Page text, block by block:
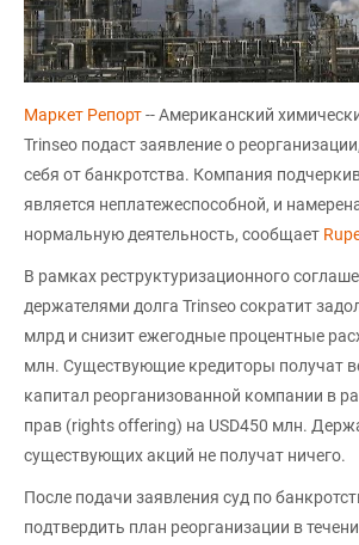
Маркет Репорт-- Американский
Trinseo подаст заявление о
себя от банкротства. Компания
является неплатежеспособной, и
нормальную деятельность, сообщает
В рамках реструктуризационного
держателями долга Trinseo сократит
млрд и снизит ежегодные процентные
млн. Существующие кредиторы получат
капитал реорганизованной компании в
прав (rights offering) на USD450 млн.
существующих акций не получат ничего.
После подачи заявления суд по
подтвердить план реорганизации в